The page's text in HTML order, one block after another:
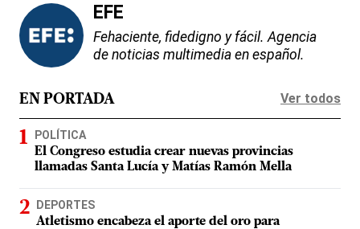
EFE
Fehaciente, fidedigno y fácil. Agencia
de noticias multimedia en español.
EN PORTADA Ver todos
POLÍTICA
El Congreso estudia crear nuevas provincias
llamadas Santa Lucía y Matías Ramón Mella
DEPORTES
Atletismo encabeza el aporte del oro para